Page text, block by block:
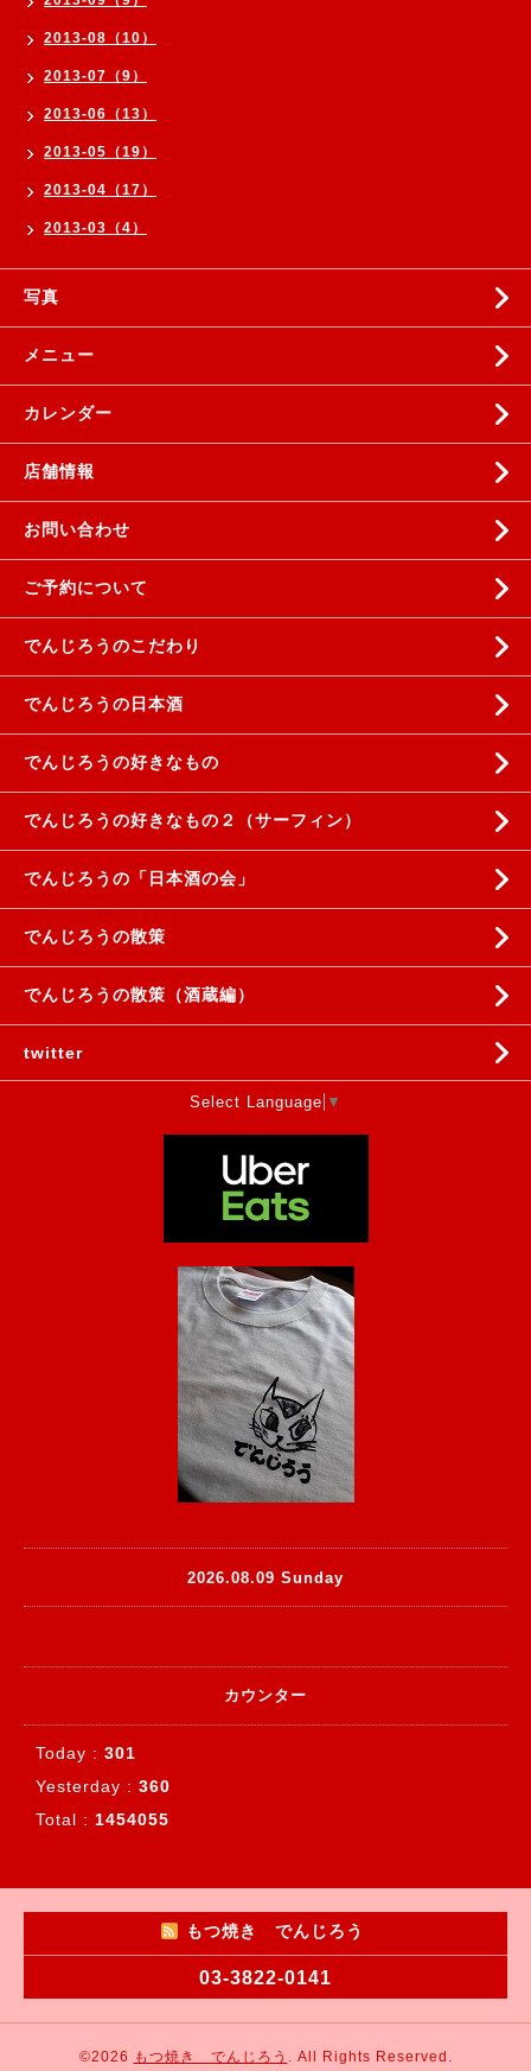
2013-08（10）
2013-07（9）
2013-06（13）
2013-05（19）
2013-04（17）
2013-03（4）
写真
メニュー
カレンダー
店舗情報
お問い合わせ
ご予約について
でんじろうのこだわり
でんじろうの日本酒
でんじろうの好きなもの
でんじろうの好きなもの２（サーフィン）
でんじろうの「日本酒の会」
でんじろうの散策
でんじろうの散策（酒蔵編）
twitter
Select Language ▼
2026.08.09 Sunday
カウンター
Today : 301
Yesterday : 360
Total : 1454055
もつ焼き でんじろう
03-3822-0141
©2026 もつ焼き でんじろう . All Rights Reserved.